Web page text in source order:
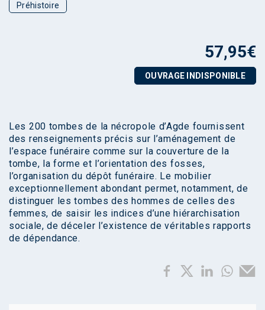
Préhistoire
57,95€
OUVRAGE INDISPONIBLE
Les 200 tombes de la nécropole d’Agde fournissent
des renseignements précis sur l’aménagement de
l’espace funéraire comme sur la couverture de la
tombe, la forme et l’orientation des fosses,
l’organisation du dépôt funéraire. Le mobilier
exceptionnellement abondant permet, notamment, de
distinguer les tombes des hommes de celles des
femmes, de saisir les indices d’une hiérarchisation
sociale, de déceler l’existence de véritables rapports
de dépendance.